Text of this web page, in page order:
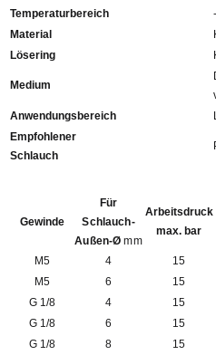
Temperaturbereich
Material
Lösering
Medium
Anwendungsbereich
Empfohlener
Schlauch
Gewinde
Für
Schlauch-
Außen-Ømm
Arbeitsdruck
max. bar
M5 4 15
M5
6 15
G 1/8
4 15
G 1/8
6 15
G 1/8
8 15